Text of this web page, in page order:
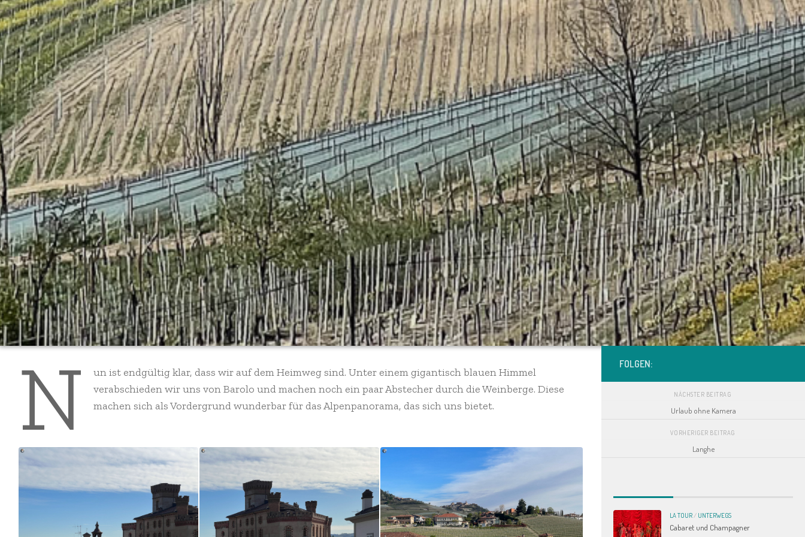
N
un ist endgültig klar, dass wir auf dem Heimweg sind. Unter einem gigantisch blauen Himmel
verabschieden wir uns von Barolo und machen noch ein paar Abstecher durch die Weinberge. Diese
machen sich als Vordergrund wunderbar für das Alpenpanorama, das sich uns bietet.
FOLGEN:
NÄCHSTER BEITRAG
Urlaub ohne Kamera
VORHERIGER BEITRAG
Langhe
LA TOUR/ UNTERWEGS
Cabaret und Champagner